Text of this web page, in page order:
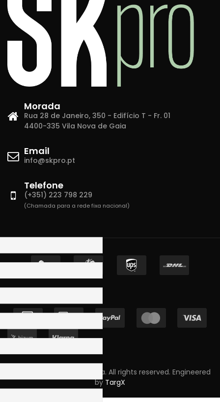
Morada
Rua 28 de Janeiro, 350 - Edifício T - Fr. 01
4400-335 Vila Nova de Gaia
Email
info@skpro.pt
Telefone
(+351) 223 798 229
(Chamada para a rede fixa nacional)
Copyright © 2023 Skpro, Lda. All rights reserved. Engineered
by TargX